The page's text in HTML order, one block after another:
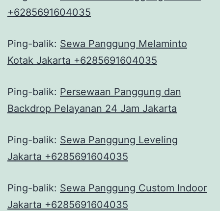
+6285691604035
Ping-balik: Sewa Panggung Melaminto
Kotak Jakarta +6285691604035
Ping-balik: Persewaan Panggung dan
Backdrop Pelayanan 24 Jam Jakarta
Ping-balik: Sewa Panggung Leveling
Jakarta +6285691604035
Ping-balik: Sewa Panggung Custom Indoor
Jakarta +6285691604035